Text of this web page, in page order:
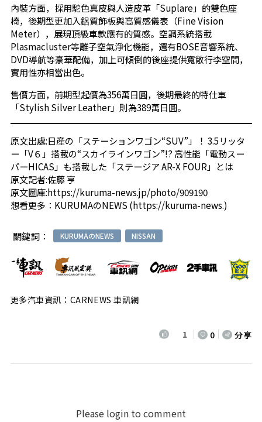
內裝方面，採用駝色真皮與人造皮革「Suplare」的雙色座
椅，後期型更加入鋁質飾板與高質感儀表（Fine Vision
Meter），展現頂級車款應有的質感。空調系統搭載
Plasmacluster等離子空氣淨化機能，還有BOSE音響系統、
DVD導航等豪華配備，加上可傾倒的後座提供寬敞行李空間，
實用性亦相當出色。
售價方面，前期型起價為356萬日圓，後期最終的特仕車
「Stylish Silver Leather」則為389萬日圓。
原文出處:日産の「ステーションワゴン“SUV”」！ 3.5リッタ
ー「V６」搭載の“スカイラインワゴン”!? 高性能「電動スー
パーHICAS」も搭載した「ステージア AR-X FOUR」とは
原文記者:佐藤 亨
原文圖庫:https://kuruma-news.jp/photo/909190
想看更多： KURUMAのNEWS (https://kuruma-news.)
關鍵詞： KURUMAのNEWS NISSAN
更多汽車資訊：CARNEWS 車訊網
1 0 分享
Please login to comment